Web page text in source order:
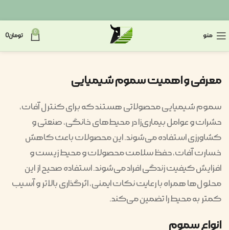
منو 0 تومان0
معرفی و اهمیت سموم شیمیایی
سموم شیمیایی محصولاتی هستند که برای کنترل آفات،
حشرات و عوامل بیماری‌زا در محیط‌های خانگی، صنعتی و
کشاورزی استفاده می‌شوند. این محصولات باعث کاهش
خسارت آفات، حفظ سلامت محصولات و محیط زیست و
افزایش کیفیت زندگی افراد می‌شوند. استفاده صحیح از این
محلول‌ها همراه با رعایت نکات ایمنی، اثرگذاری بالاتر و آسیب
کمتر به محیط را تضمین می‌کند.
انواع سموم